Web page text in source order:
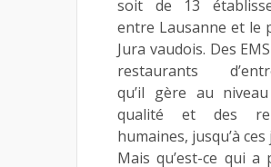
soit de 13
entre Lausanne et le
Jura vaudois. Des
restaurants
qu’il gère au
qualité et des
humaines, jusqu’à ces
Mais qu’est-ce qui a